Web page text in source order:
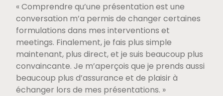
« Comprendre qu’une présentation est une
conversation m’a permis de changer certaines
formulations dans mes interventions et
meetings. Finalement, je fais plus simple
maintenant, plus direct, et je suis beaucoup plus
convaincante. Je m’aperçois que je prends aussi
beaucoup plus d’assurance et de plaisir à
échanger lors de mes présentations. »